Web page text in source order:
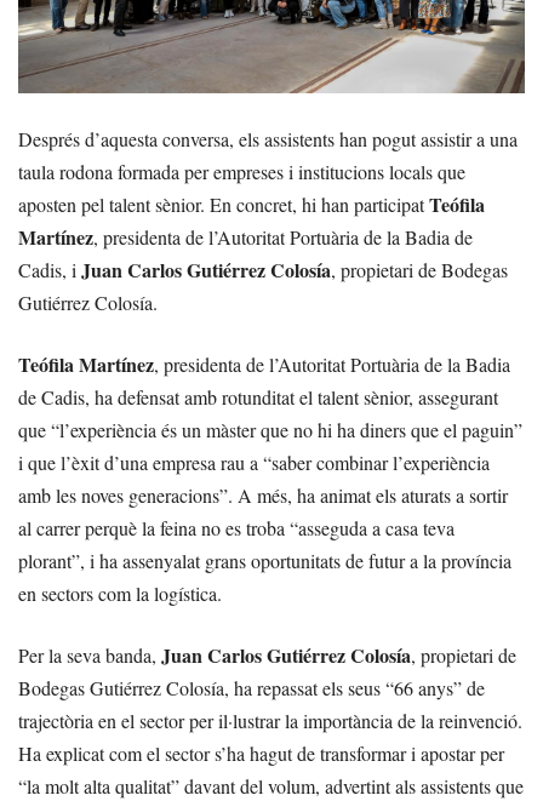
Després d’aquesta conversa, els assistents han pogut assistir a una
taula rodona formada per empreses i institucions locals que
aposten pel talent sènior. En concret, hi han participatTeófila
Martínez, presidenta de l’Autoritat Portuària de la Badia de
Cadis, i Juan Carlos Gutiérrez Colosía, propietari de Bodegas
Gutiérrez Colosía.
Teófila Martínez, presidenta de l’Autoritat Portuària de la Badia
de Cadis, ha defensat amb rotunditat el talent sènior, assegurant
que “l’experiència és un màster que no hi ha diners que el paguin”
i que l’èxit d’una empresa rau a “saber combinar l’experiència
amb les noves generacions”. A més, ha animat els aturats a sortir
al carrer perquè la feina no es troba “asseguda a casa teva
plorant”, i ha assenyalat grans oportunitats de futur a la província
en sectors com la logística.
Per la seva banda, Juan Carlos Gutiérrez Colosía, propietari de
Bodegas Gutiérrez Colosía, ha repassat els seus “66 anys” de
trajectòria en el sector per il·lustrar la importància de la reinvenció.
Ha explicat com el sector s’ha hagut de transformar i apostar per
“la molt alta qualitat” davant del volum, advertint als assistents que